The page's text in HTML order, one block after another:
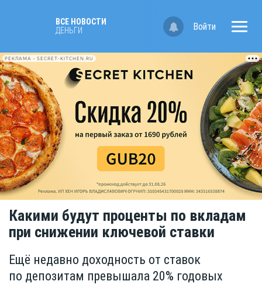
ВСЕ НОВОСТИ
ДЕНЬГИ
Войти
РЕКЛАМА • SECRET-KITCHEN.RU
Какими будут проценты по вкладам
при снижении ключевой ставки
Ещё недавно доходность от ставок
по депозитам превышала 20% годовых